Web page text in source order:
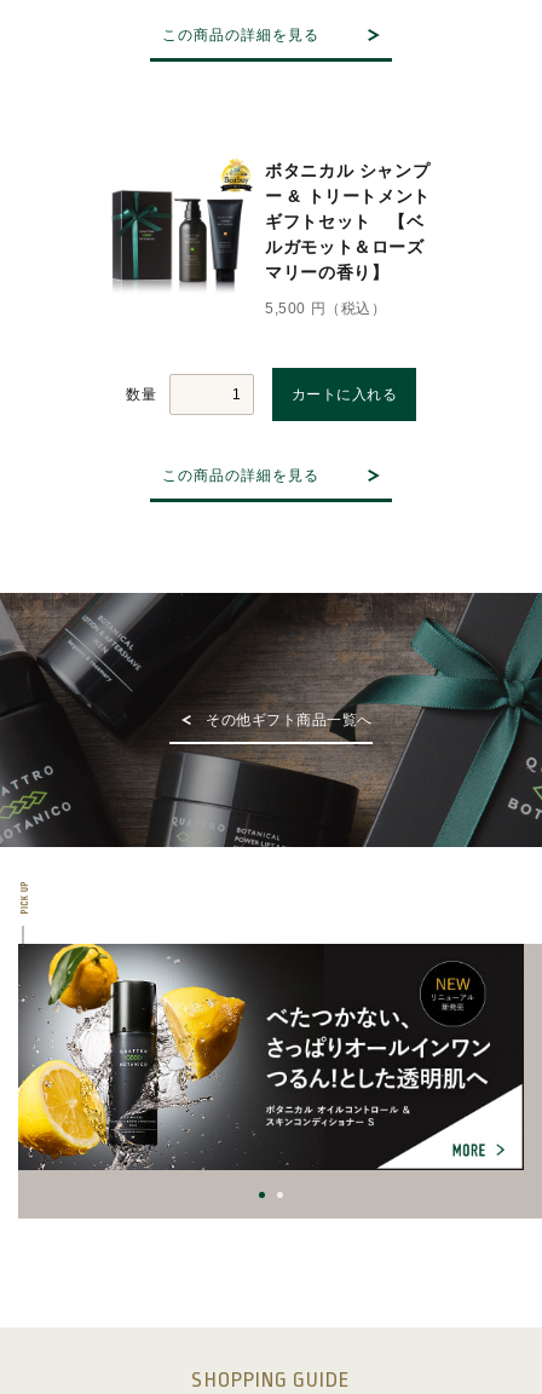
この商品の詳細を見る
ボタニカル シャンプ
ー & トリートメント
ギフトセット 【ベ
ルガモット＆ローズ
マリーの香り】
5,500 円（税込）
数量
この商品の詳細を見る
その他ギフト商品一覧へ
SHOPPING GUIDE